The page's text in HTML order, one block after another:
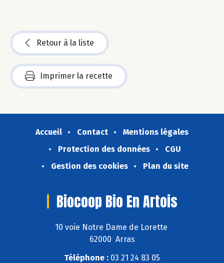
Retour à la liste
Imprimer la recette
Accueil Contact
Mentions légales
Protection des données
CGU
Gestion des cookies
Plan du site
Biocoop Bio En Artois
10 voie Notre Dame de Lorette
62000 Arras
Téléphone : 03 21 24 83 05